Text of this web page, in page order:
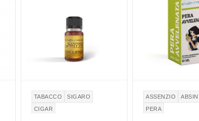
TABACCO
SIGARO
CIGAR
ASSENZIO
PERA